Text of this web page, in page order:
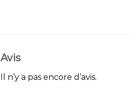
Avis
Il n’y a pas encore d’avis.